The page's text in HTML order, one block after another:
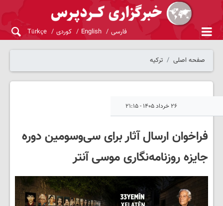
فارسی English کوردی Türkçe
صفحه اصلی ترکیه
۲۶ خرداد ۱۴۰۵ - ۲۱:۱۵
فراخوان ارسال آثار برای سی‌وسومین دوره
جایزه روزنامه‌نگاری موسی آنتر